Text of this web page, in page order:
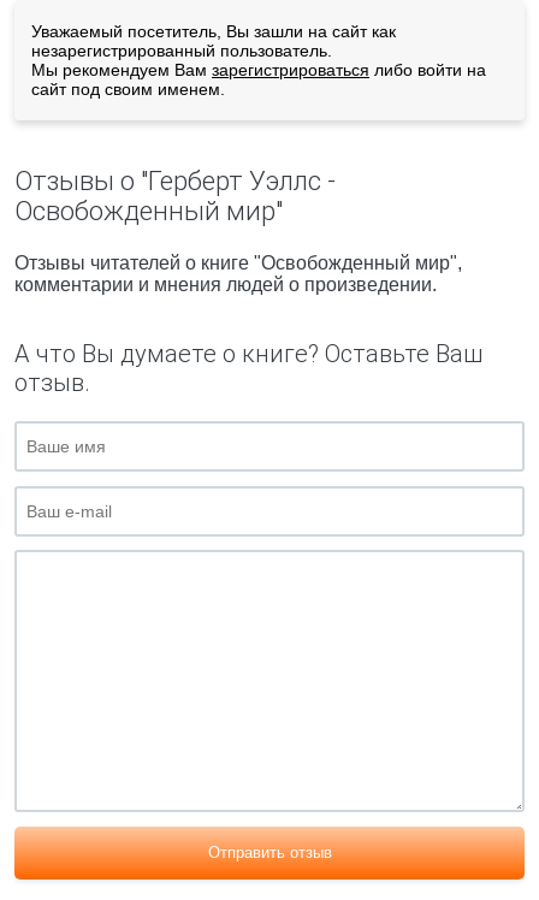
Уважаемый посетитель, Вы зашли на сайт как
незарегистрированный пользователь.
Мы рекомендуем Вам зарегистрироваться либо войти на
сайт под своим именем.
Отзывы о "Герберт Уэллс -
Освобожденный мир"
Отзывы читателей о книге "Освобожденный мир",
комментарии и мнения людей о произведении.
А что Вы думаете о книге? Оставьте Ваш
отзыв.
Отправить отзыв